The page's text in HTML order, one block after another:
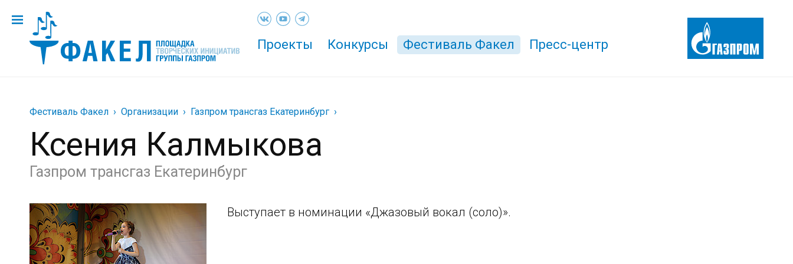
Проекты Конкурсы Фестиваль Факел Пресс-центр
Фестиваль Факел Организации Газпром трансгаз Екатеринбург
Ксения Калмыкова
Газпром трансгаз Екатеринбург
Выступает в номинации «Джазовый вокал (соло)».